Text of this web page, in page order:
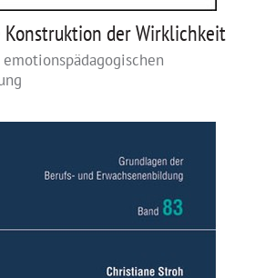
der Wirklichkeit